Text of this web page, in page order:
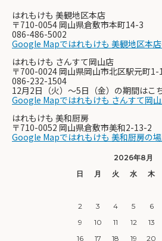
はれもけも 美観地区本店
〒710-0054 岡山県倉敷市本町14-3
086-486-5002
Google Mapではれもけも 美観地区本
はれもけも さんすて岡山店
〒700-0024 岡山県岡山市北区駅元町
086-232-1504
12月2日（火）〜5日（金）の期間はこ
Google Mapではれもけも さんすて岡
はれもけも 美和厨房
〒710-0052 岡山県倉敷市美和2-13-2
Google Mapではれもけも 美和厨房の
2026年8月
日
月 火 水 木
2
3 4 5 6
9
10 11 12 13
16
17 18 19 20